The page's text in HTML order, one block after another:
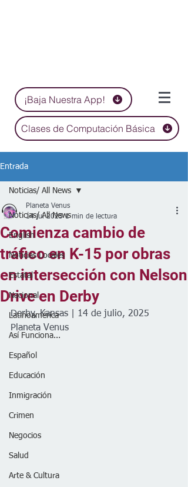
¡Baja Nuestra App!
Clases de Computación Básica
Entrada
Noticias/ All News
English
Noticias Locales
Estatal
Nacional
Latinoamérica
Así Funciona...
Español
Educación
Inmigración
Crimen
Negocios
Salud
Arte & Cultura
Noticias/ All News
Comienza cambio de
tráfico en K-15 por obras
en intersección con Nelson
Drive en Derby
Planeta Venus
14 jul 2025 1 min de lectura
Derby, Kansas | 14 de julio, 2025
Planeta Venus